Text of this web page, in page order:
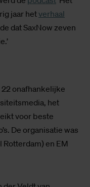
jaar hetverhaal
dat SaxNow zeven
onafhankelijke
het
voor beste
De organisatie was
Rotterdam) en EM